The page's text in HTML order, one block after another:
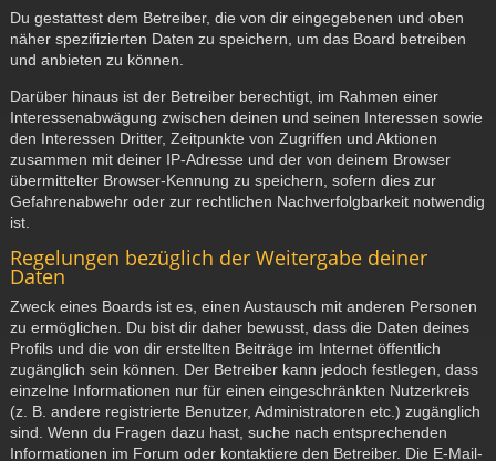
Du gestattest dem Betreiber, die von dir eingegebenen und oben
näher spezifizierten Daten zu speichern, um das Board betreiben
und anbieten zu können.
Darüber hinaus ist der Betreiber berechtigt, im Rahmen einer
Interessenabwägung zwischen deinen und seinen Interessen sowie
den Interessen Dritter, Zeitpunkte von Zugriffen und Aktionen
zusammen mit deiner IP-Adresse und der von deinem Browser
übermittelter Browser-Kennung zu speichern, sofern dies zur
Gefahrenabwehr oder zur rechtlichen Nachverfolgbarkeit notwendig
ist.
Regelungen bezüglich der Weitergabe deiner
Daten
Zweck eines Boards ist es, einen Austausch mit anderen Personen
zu ermöglichen. Du bist dir daher bewusst, dass die Daten deines
Profils und die von dir erstellten Beiträge im Internet öffentlich
zugänglich sein können. Der Betreiber kann jedoch festlegen, dass
einzelne Informationen nur für einen eingeschränkten Nutzerkreis
(z. B. andere registrierte Benutzer, Administratoren etc.) zugänglich
sind. Wenn du Fragen dazu hast, suche nach entsprechenden
Informationen im Forum oder kontaktiere den Betreiber. Die E-Mail-